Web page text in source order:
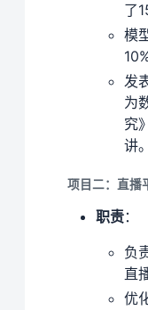
了
模
发
为
究
讲。
项目二：直播
职责：
负
直
优